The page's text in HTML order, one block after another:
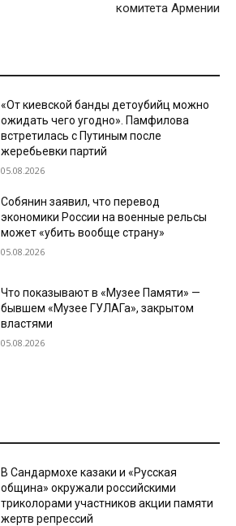
комитета Армении
«От киевской банды детоубийц можно
ожидать чего угодно». Памфилова
встретилась с Путиным после
жеребьевки партий
05.08.2026
Собянин заявил, что перевод
экономики России на военные рельсы
может «убить вообще страну»
05.08.2026
Что показывают в «Музее Памяти» —
бывшем «Музее ГУЛАГа», закрытом
властями
05.08.2026
В Сандармохе казаки и «Русская
община» окружали российскими
триколорами участников акции памяти
жертв репрессий